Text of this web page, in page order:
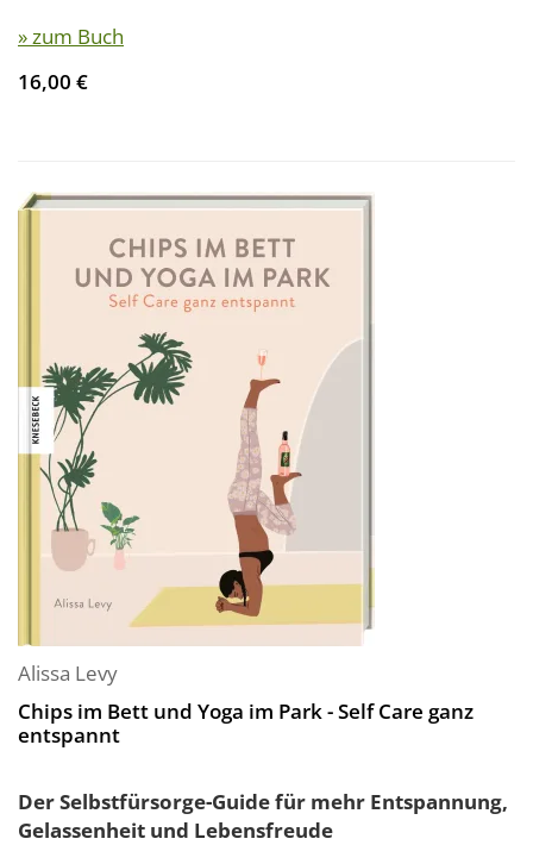
» zum Buch
16,00 €
Alissa Levy
Chips im Bett und Yoga im Park - Self Care ganz
entspannt
Der Selbstfürsorge-Guide für mehr Entspannung,
Gelassenheit und Lebensfreude